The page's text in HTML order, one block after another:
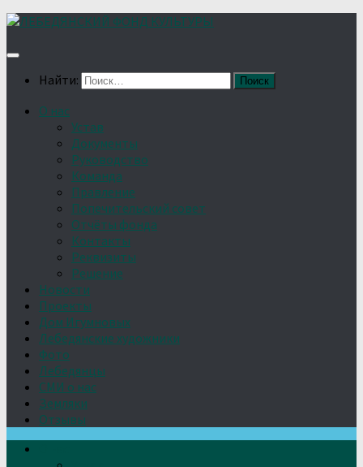
Найти:
О нас
Устав
Документы
Руководство
Команда
Правление
Попечительский совет
Отчёты фонда
Контакты
Реквизиты
Решение
Новости
Проекты
Дом Игумновых
Лебедянские художники
Фото
Лебедянцы
СМИ о нас
Земляки
Отзывы